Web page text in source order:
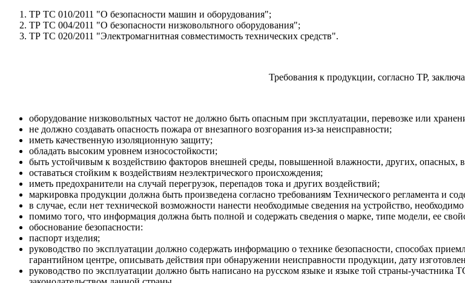
ТР ТС 010/2011 "О безопасности машин и оборудования";
ТР ТС 004/2011 "О безопасности низковольтного оборудования";
ТР ТС 020/2011 "Электромагнитная совместимость технических средств".
Требования к продукции, согласно ТР,
оборудование низковольтных частот не должно быть опасным при эксплуатации, перевозке или
не должно создавать опасность пожара от внезапного возгорания из-за неисправности;
иметь качественную изоляционную защиту;
обладать высоким уровнем износостойкости;
быть устойчивым к воздействию факторов внешней среды, повышенной влажности, других, опасных,
оставаться стойким к воздействиям неэлектрического происхождения;
иметь предохранители на случай перегрузок, перепадов тока и других воздействий;
маркировка продукции должна быть произведена согласно требованиям Технического регламента и
в случае, если нет технической возможности нанести необходимые сведения на устройство,
помимо того, что информация должна быть полной и содержать сведения о марке, типе модели, ее
обоснование безопасности:
паспорт изделия;
руководство по эксплуатации должно содержать информацию о технике безопасности, способах
гарантийном центре, описывать действия при обнаружении неисправности продукции, дату
руководство по эксплуатации должно быть написано на русском языке и языке той страны-участника